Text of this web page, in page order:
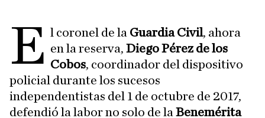
E l coronel de la Guardia Civil, ahora
en la reserva,Diego Pérez de los
Cobos, coordinador del dispositivo
policial durante los sucesos
independentistas del 1 de octubre de 2017,
defendió la labor no solo de la Benemérita